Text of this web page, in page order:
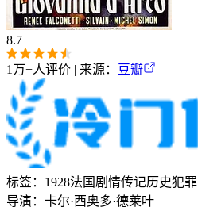
8.7
1万+人评价 | 来源： 豆瓣
标签： 1928法国 剧情传记历史犯罪
导演： 卡尔·西奥多·德莱叶